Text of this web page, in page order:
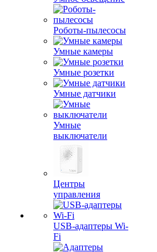
Роботы-пылесосы
Умные камеры
Умные розетки
Умные датчики
Умные
выключатели
Центры
управления
USB-адаптеры Wi-
Fi